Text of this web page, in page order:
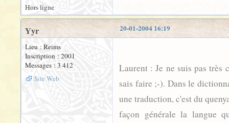
Hors ligne
20-01-2004 16:19
Yyr
Lieu : Reims
Inscription : 2001
Messages : 3 412
Site Web
Laurent : Je ne suis pas très
sais faire ;-). Dans le
une traduction, c'est du
façon générale la langue